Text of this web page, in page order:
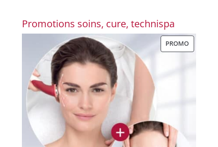
Promotions soins, cure, technispa
PROMOPRODUIT